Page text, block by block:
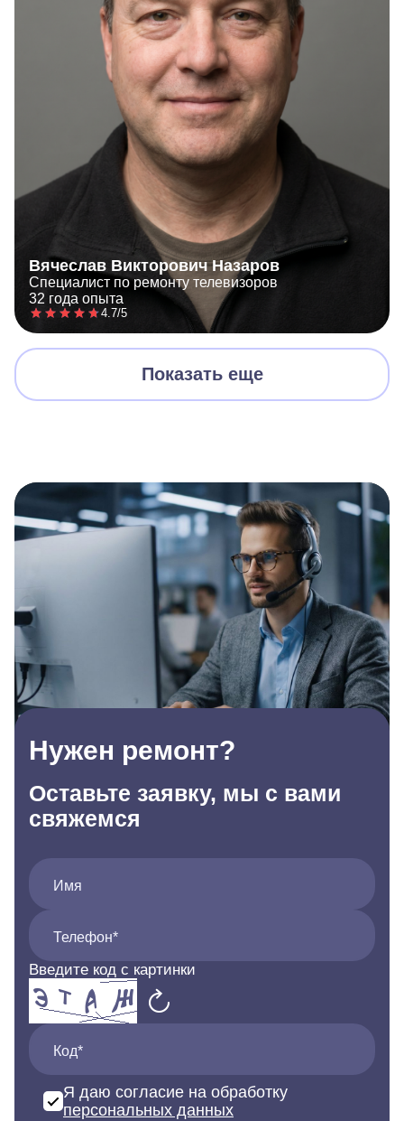
Вячеслав Викторович Назаров
Специалист по ремонту телевизоров
32 года опыта
4.7/5
Показать еще
Нужен ремонт?
Оставьте заявку, мы с вами
свяжемся
Имя
Телефон*
Введите код с картинки
Код*
Я даю согласие на обработку
персональных данных